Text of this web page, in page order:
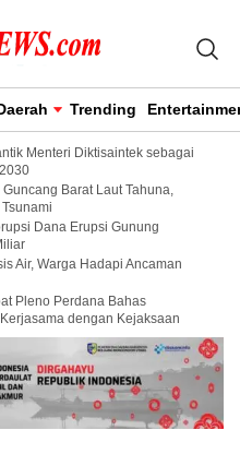
Trending
Menteri Diktisaintek sebagai
Barat Laut Tahuna,
Dana Erupsi Gunung
Air, Warga Hadapi Ancaman
Pleno Perdana Bahas
dengan Kejaksaan